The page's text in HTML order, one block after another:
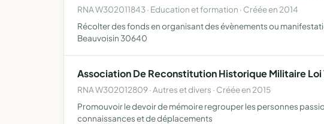
RNA W302011843 · Education et formation · Créée en 2014
Récolter des fonds en organisant des évènements ou
Beauvoisin 30640
Association De Reconstitution Historique Militaire Loi
RNA W302012809 · Autres et divers · Créée en 2015
Promouvoir le devoir de mémoire regrouper les personnes
connaissances et de déplacements